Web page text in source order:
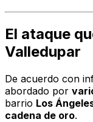
El ataque
Valledupar
De acuerdo con
abordado por
barrio Los
cadena de oro.